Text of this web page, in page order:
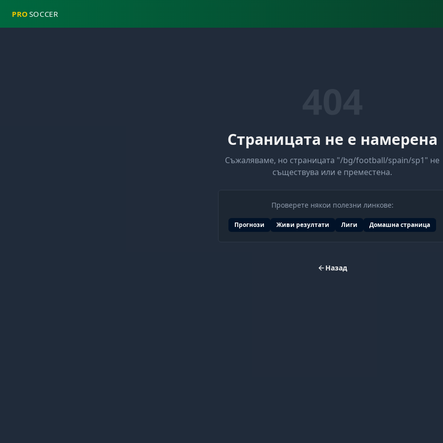
PRO SOCCER
Страницата не е намерена
Съжаляваме, но страницата "/bg/football/spain/sp1" не
съществува или е преместена.
Проверете някои полезни линкове:
Прогнози Живи резултати Лиги Домашна страница
Назад